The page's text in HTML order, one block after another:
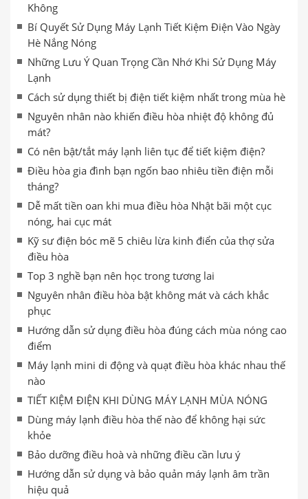
Không
Bí Quyết Sử Dụng Máy Lạnh Tiết Kiệm Điện Vào Ngày
Hè Nắng Nóng
Những Lưu Ý Quan Trọng Cần Nhớ Khi Sử Dụng Máy
Lạnh
Cách sử dụng thiết bị điện tiết kiệm nhất trong mùa hè
Nguyên nhân nào khiến điều hòa nhiệt độ không đủ
mát?
Có nên bật/tắt máy lạnh liên tục để tiết kiệm điện?
Điều hòa gia đình bạn ngốn bao nhiêu tiền điện mỗi
tháng?
Dễ mất tiền oan khi mua điều hòa Nhật bãi một cục
nóng, hai cục mát
Kỹ sư điện bóc mẽ 5 chiêu lừa kinh điển của thợ sửa
điều hòa
Top 3 nghề bạn nên học trong tương lai
Nguyên nhân điều hòa bật không mát và cách khắc
phục
Hướng dẫn sử dụng điều hòa đúng cách mùa nóng cao
điểm
Máy lạnh mini di động và quạt điều hòa khác nhau thế
nào
TIẾT KIỆM ĐIỆN KHI DÙNG MÁY LẠNH MÙA NÓNG
Dùng máy lạnh điều hòa thế nào để không hại sức
khỏe
Bảo dưỡng điều hoà và những điều cần lưu ý
Hướng dẫn sử dụng và bảo quản máy lạnh âm trần
hiệu quả